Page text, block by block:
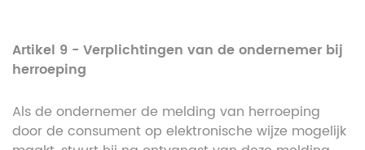
Artikel 9 - Verplichtingen van de ondernemer bij
herroeping
Als de ondernemer de melding van herroeping
door de consument op elektronische wijze mogelijk